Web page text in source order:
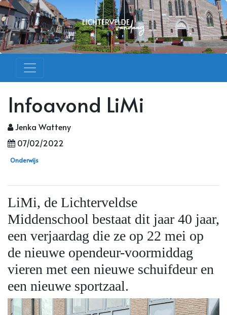
Infoavond LiMi
Jenka Watteny
07/02/2022
Onderwijs
LiMi, de Lichterveldse
Middenschool bestaat dit jaar 40 jaar,
een verjaardag die ze op 22 mei op
de nieuwe opendeur-voormiddag
vieren met een nieuwe schuifdeur en
een nieuwe sportzaal.